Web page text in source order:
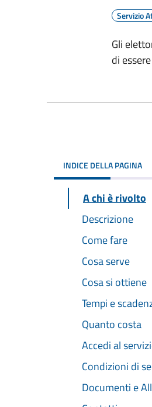
Servizio
Gli
di
INDICE DELLA PAGINA
A chi è rivolto
Descrizione
Come fare
Cosa serve
Cosa si ottiene
Tempi e
Quanto costa
Accedi al
Condizioni di
Documenti e